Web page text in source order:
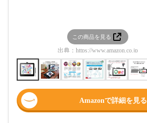
この商品を見る
出典： https://www.amazon.co.jp
Amazonで詳細を見る